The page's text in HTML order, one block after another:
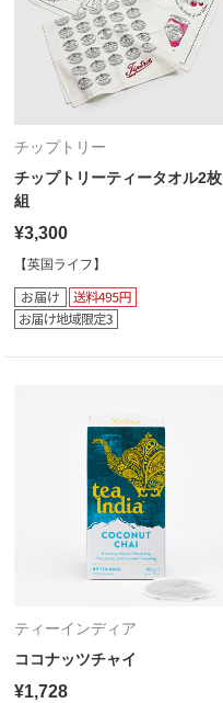
チップトリー
チップトリーティータオル2枚
組
¥3,300
【英国ライフ】
ティーインディア
ココナッツチャイ
¥1,728